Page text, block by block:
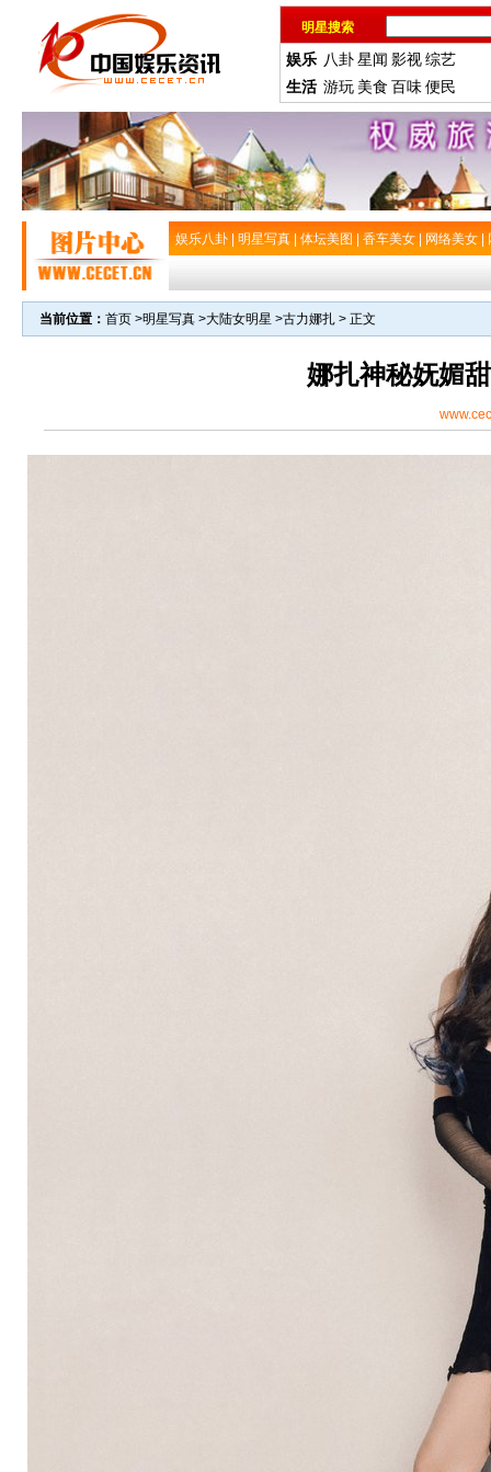
明星搜索
娱乐 八卦星闻 影视综艺
生活 游玩 美食 百味便民
娱乐八卦 明星写真 体坛美图 香车美女 网络美女
当前位置： 首页 >明星写真 >大陆女明星 >古力娜扎 > 正文
娜扎神秘妩媚